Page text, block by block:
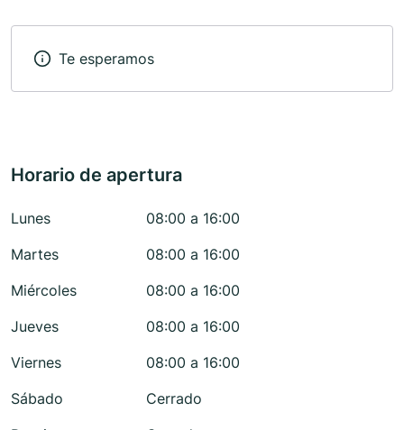
Te esperamos
Horario de apertura
Lunes
08:00 a 16:00
Martes
08:00 a 16:00
Miércoles
08:00 a 16:00
Jueves
08:00 a 16:00
Viernes
08:00 a 16:00
Sábado
Cerrado